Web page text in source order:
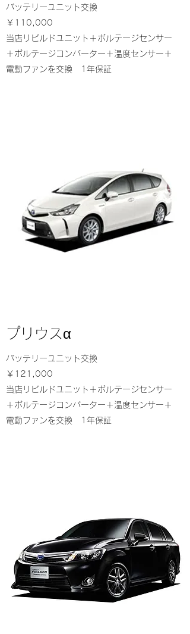
バッテリーユニット交換
￥110,000
当店リビルドユニット＋ボルテージセンサー
＋ボルテージコンバーター＋温度センサー＋
電動ファンを交換 1年保証
​プリウスα
バッテリーユニット交換
￥121,000
当店リビルドユニット＋ボルテージセンサー
＋ボルテージコンバーター＋温度センサー＋
電動ファンを交換 1年保証